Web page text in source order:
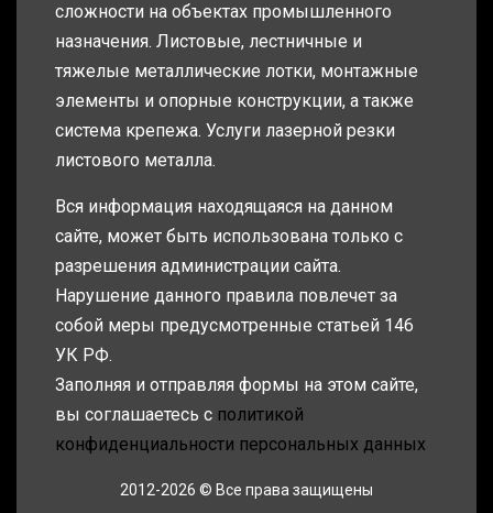
сложности на объектах промышленного
назначения. Листовые, лестничные и
тяжелые металлические лотки, монтажные
элементы и опорные конструкции, а также
система крепежа. Услуги лазерной резки
листового металла.
Вся информация находящаяся на данном
сайте, может быть использована только с
разрешения администрации сайта.
Нарушение данного правила повлечет за
собой меры предусмотренные статьей 146
УК РФ.
Заполняя и отправляя формы на этом сайте,
вы соглашаетесь с политикой
конфиденциальности персональных данных
2012-2026 © Все права защищены